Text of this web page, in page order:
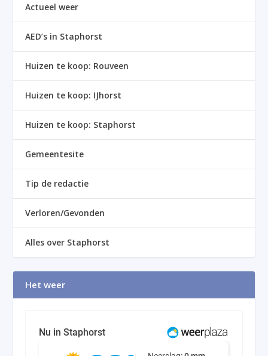
Actueel weer
AED’s in Staphorst
Huizen te koop: Rouveen
Huizen te koop: IJhorst
Huizen te koop: Staphorst
Gemeentesite
Tip de redactie
Verloren/Gevonden
Alles over Staphorst
Het weer